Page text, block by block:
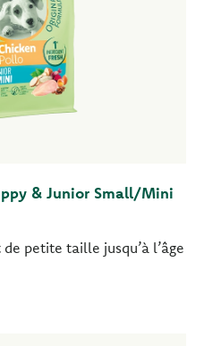
& Junior Small/Mini
petite taille jusqu’à l’âge